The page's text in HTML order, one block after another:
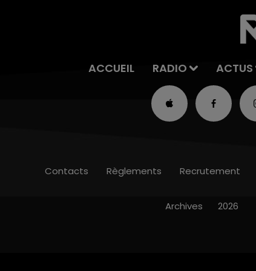
ACCUEIL RADIO ACTUS
Contacts Règlements Recrutement
Archives 2026